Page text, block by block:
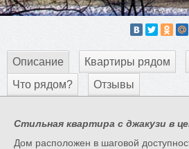
Описание Квартиры рядом
Что рядом?
Отзывы
Стильная квартира с джакузи в
Дом расположен в шаговой